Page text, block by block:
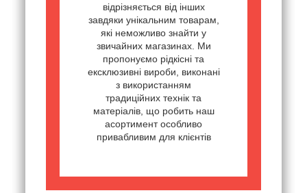
відрізняється від інших
завдяки унікальним товарам,
які неможливо знайти у
звичайних магазинах. Ми
пропонуємо рідкісні та
ексклюзивні вироби, виконані
з використанням
традиційних технік та
матеріалів, що робить наш
асортимент особливо
привабливим для клієнтів